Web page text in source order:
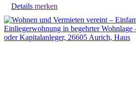
Details merken